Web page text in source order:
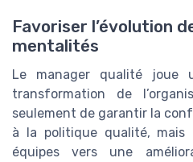
Favoriser l’évolution
mentalités
Le manager qualité joue
transformation de
seulement de garantir la
à la politique qualité, mais
équipes vers une